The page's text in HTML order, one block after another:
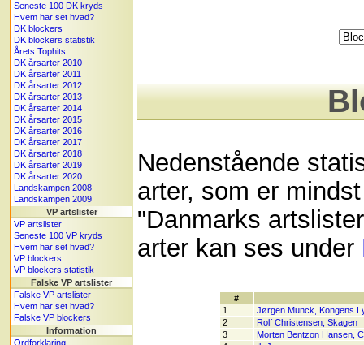
Seneste 100 DK kryds
Hvem har set hvad?
DK blockers
DK blockers statistik
Årets Tophits
DK årsarter 2010
DK årsarter 2011
DK årsarter 2012
DK årsarter 2013
DK årsarter 2014
DK årsarter 2015
DK årsarter 2016
DK årsarter 2017
DK årsarter 2018
DK årsarter 2019
DK årsarter 2020
Landskampen 2008
Landskampen 2009
VP artslister
VP artslister
Seneste 100 VP kryds
Hvem har set hvad?
VP blockers
VP blockers statistik
Falske VP artslister
Falske VP artslister
Hvem har set hvad?
Falske VP blockers
Information
Ordforklaring
Nedenstående
arter, som er
"Danmarks
arter kan ses under
#
1
Jørgen Munck, Kongens
2
Rolf Christensen, Skagen
3
Morten Bentzon Hansen,